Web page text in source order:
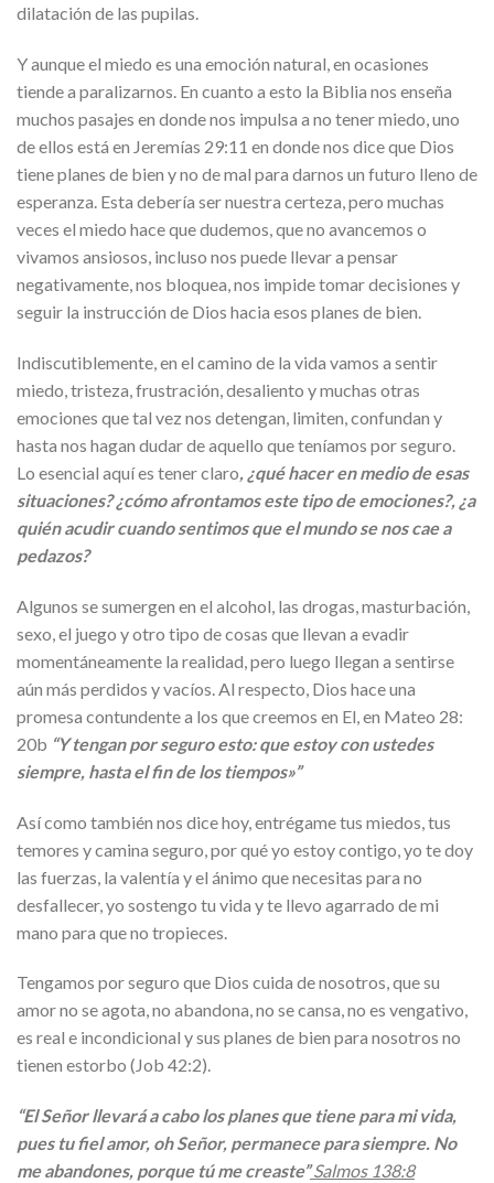
dilatación de las pupilas.
Y aunque el miedo es una emoción natural, en ocasiones
tiende a paralizarnos. En cuanto a esto la Biblia nos enseña
muchos pasajes en donde nos impulsa a no tener miedo, uno
de ellos está en Jeremías 29:11 en donde nos dice que Dios
tiene planes de bien y no de mal para darnos un futuro lleno de
esperanza. Esta debería ser nuestra certeza, pero muchas
veces el miedo hace que dudemos, que no avancemos o
vivamos ansiosos, incluso nos puede llevar a pensar
negativamente, nos bloquea, nos impide tomar decisiones y
seguir la instrucción de Dios hacia esos planes de bien.
Indiscutiblemente, en el camino de la vida vamos a sentir
miedo, tristeza, frustración, desaliento y muchas otras
emociones que tal vez nos detengan, limiten, confundan y
hasta nos hagan dudar de aquello que teníamos por seguro.
Lo esencial aquí es tener claro, ¿qué hacer en medio de esas
situaciones? ¿cómo afrontamos este tipo de emociones?, ¿a
quién acudir cuando sentimos que el mundo se nos cae a
pedazos?
Algunos se sumergen en el alcohol, las drogas, masturbación,
sexo, el juego y otro tipo de cosas que llevan a evadir
momentáneamente la realidad, pero luego llegan a sentirse
aún más perdidos y vacíos. Al respecto, Dios hace una
promesa contundente a los que creemos en El, en Mateo 28:
20b “Y tengan por seguro esto: que estoy con ustedes
siempre, hasta el fin de los tiempos»”
Así como también nos dice hoy, entrégame tus miedos, tus
temores y camina seguro, por qué yo estoy contigo, yo te doy
las fuerzas, la valentía y el ánimo que necesitas para no
desfallecer, yo sostengo tu vida y te llevo agarrado de mi
mano para que no tropieces.
Tengamos por seguro que Dios cuida de nosotros, que su
amor no se agota, no abandona, no se cansa, no es vengativo,
es real e incondicional y sus planes de bien para nosotros no
tienen estorbo (Job 42:2).
“El Señor llevará a cabo los planes que tiene para mi vida,
pues tu fiel amor, oh Señor, permanece para siempre. No
me abandones, porque tú me creaste”Salmos 138:8